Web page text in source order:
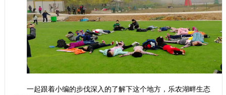
一起跟着小编的步伐深入的了解下这个地方，乐农湖畔生态